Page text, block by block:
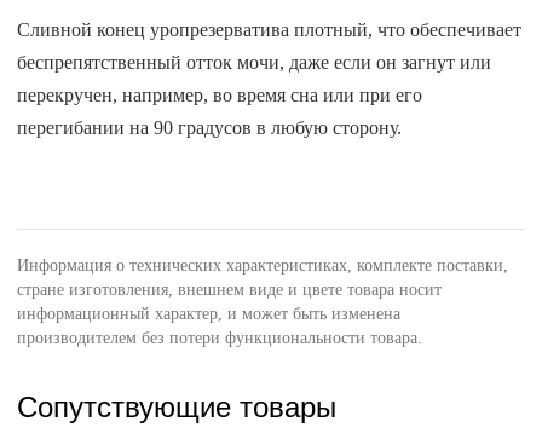
Сливной конец уропрезерватива плотный, что обеспечивает
беспрепятственный отток мочи, даже если он загнут или
перекручен, например, во время сна или при его
перегибании на 90 градусов в любую сторону.
Информация о технических характеристиках, комплекте поставки,
стране изготовления, внешнем виде и цвете товара носит
информационный характер, и может быть изменена
производителем без потери функциональности товара.
Сопутствующие товары